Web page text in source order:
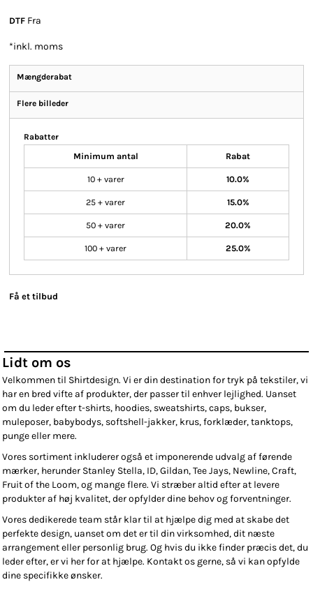
DTF Fra
*inkl. moms
Mængderabat
Flere billeder
Rabatter
Minimum antal Rabat
10 + varer 10.0%
25 + varer 15.0%
50 + varer 20.0%
100 + varer 25.0%
Få et tilbud
Lidt om os
Velkommen til Shirtdesign. Vi er din destination for tryk på tekstiler, vi
har en bred vifte af produkter, der passer til enhver lejlighed. Uanset
om du leder efter t-shirts, hoodies, sweatshirts, caps, bukser,
muleposer, babybodys, softshell-jakker, krus, forklæder, tanktops,
punge eller mere.
Vores sortiment inkluderer også et imponerende udvalg af førende
mærker, herunder Stanley Stella, ID, Gildan, Tee Jays, Newline, Craft,
Fruit of the Loom, og mange flere. Vi stræber altid efter at levere
produkter af høj kvalitet, der opfylder dine behov og forventninger.
Vores dedikerede team står klar til at hjælpe dig med at skabe det
perfekte design, uanset om det er til din virksomhed, dit næste
arrangement eller personlig brug. Og hvis du ikke finder præcis det, du
leder efter, er vi her for at hjælpe. Kontakt os gerne, så vi kan opfylde
dine specifikke ønsker.